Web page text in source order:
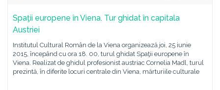
Spaţii europene în Viena. Tur ghidat în capitala
Austriei
Institutul Cultural Român de la Viena organizează joi, 25 iunie
2015, începând cu ora 18. 00, turul ghidat Spaţii europene în
Viena. Realizat de ghidul profesionist austriac Cornelia Madl, turul
prezintă, în diferite locuri centrale din Viena, mărturiile culturale